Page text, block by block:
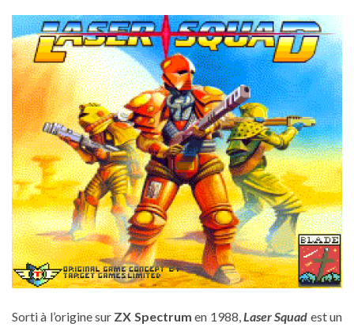
Sorti à l’origine sur ZX Spectrum en 1988,Laser Squad est un